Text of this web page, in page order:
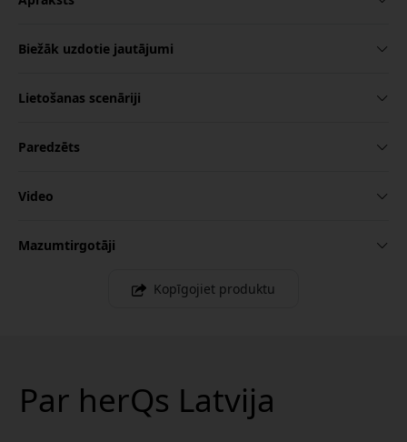
Biežāk uzdotie jautājumi
Lietošanas scenāriji
Paredzēts
Video
Mazumtirgotāji
Kopīgojiet produktu
Par herQs Latvija